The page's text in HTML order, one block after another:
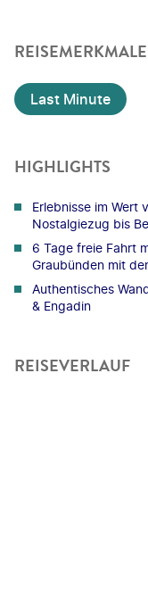
REISEMERKMALE
Last Minute
HIGHLIGHTS
Erlebnisse im Wert
Nostalgiezug bis
6 Tage freie Fahrt
Graubünden mit
Authentisches
& Engadin
REISEVERLAUF